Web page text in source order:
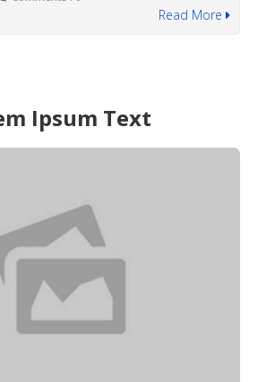
Read More
Ipsum Text